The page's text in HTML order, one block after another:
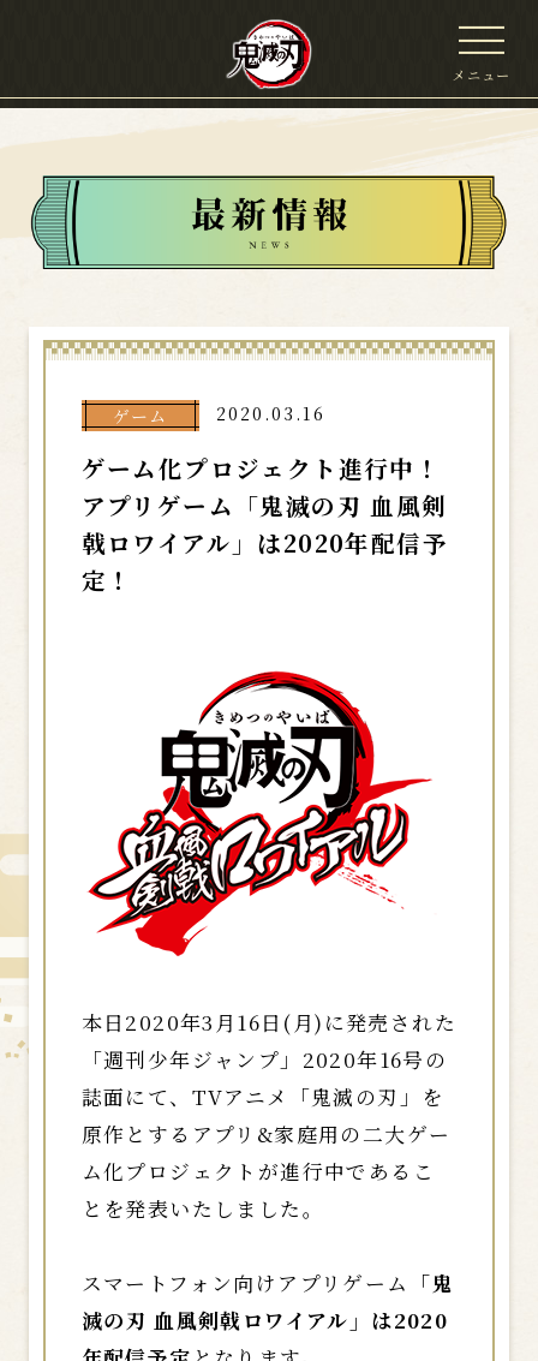
メニュー
ゲーム 2020.03.16
ゲーム化プロジェクト進行中！
アプリゲーム「鬼滅の刃 血風剣
戟ロワイアル」は2020年配信予
定！
本日2020年3月16日(月)に発売された
「週刊少年ジャンプ」2020年16号の
誌面にて、TVアニメ「鬼滅の刃」を
原作とするアプリ&家庭用の二大ゲー
ム化プロジェクトが進行中であるこ
とを発表いたしました。
スマートフォン向けアプリゲーム
「鬼
滅の刃 血風剣戟ロワイアル」は2020